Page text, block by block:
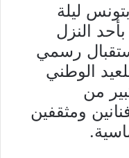
ليلة
18 ديسمبر 2018، بأحد النزل
رسمي
الوطني
من
ومثقفين